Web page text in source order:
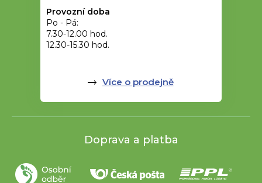
Provozní doba
Po - Pá:
7.30-12.00 hod.
12.30-15.30 hod.
Více o prodejně
Doprava a platba